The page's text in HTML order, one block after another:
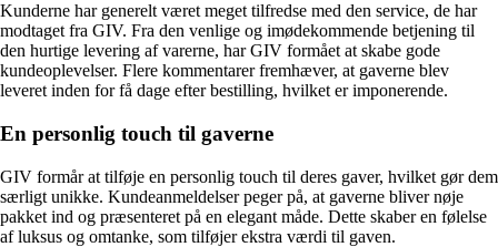
Kunderne har generelt været meget tilfredse med den service, de har
modtaget fra GIV. Fra den venlige og imødekommende betjening til
den hurtige levering af varerne, har GIV formået at skabe gode
kundeoplevelser. Flere kommentarer fremhæver, at gaverne blev
leveret inden for få dage efter bestilling, hvilket er imponerende.
En personlig touch til gaverne
GIV formår at tilføje en personlig touch til deres gaver, hvilket gør dem
særligt unikke. Kundeanmeldelser peger på, at gaverne bliver nøje
pakket ind og præsenteret på en elegant måde. Dette skaber en følelse
af luksus og omtanke, som tilføjer ekstra værdi til gaven.